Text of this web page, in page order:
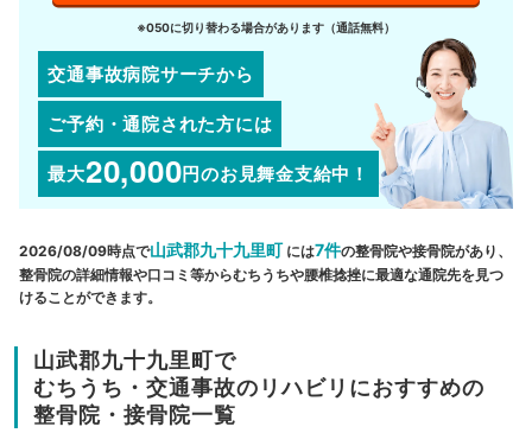
※050に切り替わる場合があります（通話無料）
交通事故病院サーチから
ご予約・通院された方には
最大20,000円のお見舞金支給中！
2026/08/09時点で山武郡九十九里町 には7件の整骨院や接骨院があり、
整骨院の詳細情報や口コミ等からむちうちや腰椎捻挫に最適な通院先を見つ
けることができます。
山武郡九十九里町で
むちうち・交通事故のリハビリにおすすめの
整骨院・接骨院一覧